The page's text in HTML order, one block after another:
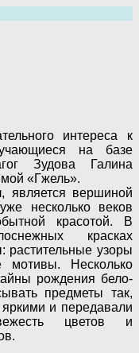
интереса к
на базе
Зудова Галина
«Гжель».
является вершиной
несколько веков
красотой. В
красках
растительные узоры
мотивы. Несколько
рождения бело-
предметы так,
и передавали
цветов и